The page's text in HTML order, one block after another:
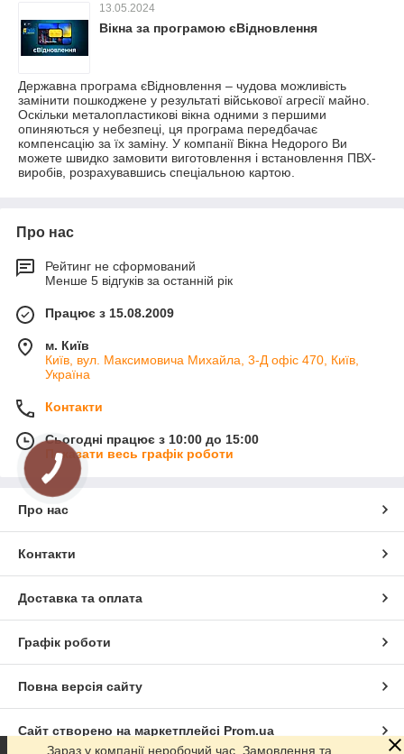
13.05.2024
Вікна за програмою єВідновлення
Державна програма єВідновлення – чудова можливість
замінити пошкоджене у результаті військової агресії майно.
Оскільки металопластикові вікна одними з першими
опиняються у небезпеці, ця програма передбачає
компенсацію за їх заміну. У компанії Вікна Недорого Ви
можете швидко замовити виготовлення і встановлення ПВХ-
виробів, розрахувавшись спеціальною картою.
Про нас
Рейтинг не сформований
Менше 5 відгуків за останній рік
Працює з 15.08.2009
м. Київ
Київ, вул. Максимовича Михайла, 3-Д офіс 470, Київ,
Україна
Контакти
Сьогодні працює з 10:00 до 15:00
Показати весь графік роботи
Про нас
Контакти
Доставка та оплата
Графік роботи
Повна версія сайту
Сайт створено на маркетплейсі Prom.ua
Зараз у компанії неробочий час. Замовлення та